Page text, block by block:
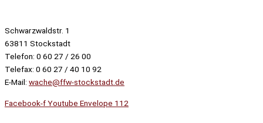
Schwarzwaldstr. 1
63811 Stockstadt
Telefon: 0 60 27 / 26 00
Telefax: 0 60 27 / 40 10 92
E-Mail: wache@ffw-stockstadt.de
Facebook-fYoutube Envelope 112